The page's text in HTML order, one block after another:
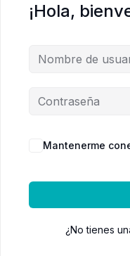
¡Hola,
Mantenerme
¿No tienes